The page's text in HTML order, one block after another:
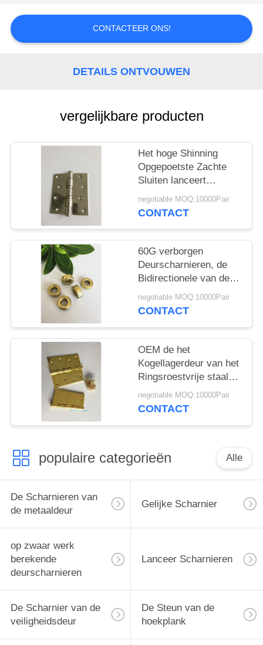
PRIVACY
POLICY
CONTACTEER ONS!
DETAILS ONTVOUWEN
vergelijkbare producten
Het hoge Shinning
Opgepoetste Zachte
Sluiten lanceert
Deurscharnieren
Antiroest voor Zware
negotiable MOQ:10000Pair
CONTACT
60G verborgen
Deurscharnieren, de
Bidirectionele van de
het Kabinetsdeur van
de Nikkelkleur
negotiable MOQ:10000Pair
CONTACT
OEM de het
Kogellagerdeur van het
Ringsroestvrije staal
Voorziet GP Gouden
Geplateerde 3.0mm
negotiable MOQ:10000Pair
CONTACT
populaire categorieën Alle
De Scharnieren van
de metaaldeur
Gelijke Scharnier
op zwaar werk
berekende
deurscharnieren
Lanceer Scharnieren
De Scharnier van de
veiligheidsdeur
De Steun van de
hoekplank